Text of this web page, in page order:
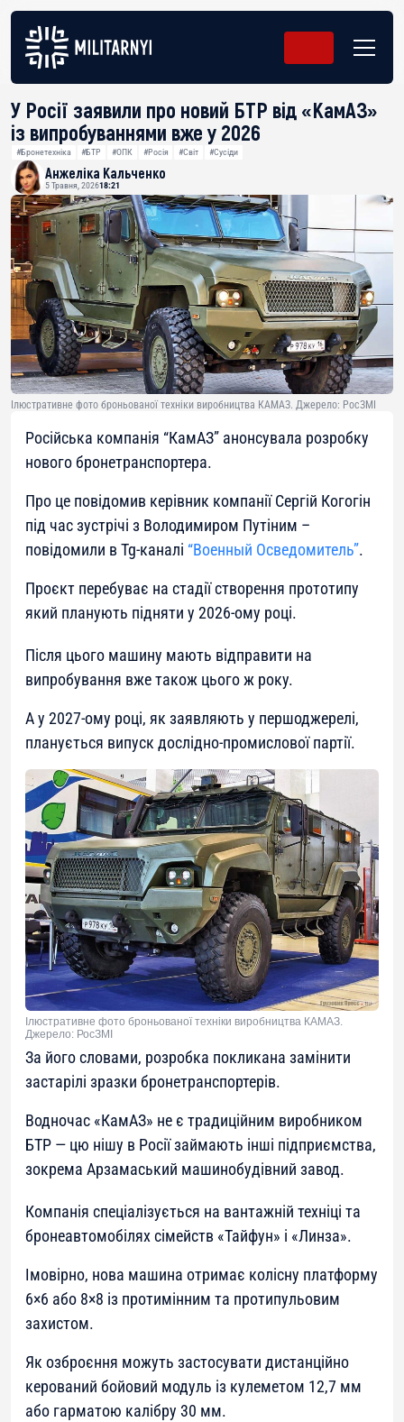
У Росії заявили про новий БТР від «КамАЗ»
із випробуваннями вже у 2026
#Бронетехніка #БТР #ОПК #Росія #Світ #Сусіди
Анжеліка Кальченко
5 Травня, 202618:21
Ілюстративне фото броньованої техніки виробництва КАМАЗ. Джерело: РосЗМІ
Російська компанія “КамАЗ” анонсувала розробку
нового бронетранспортера.
Про це повідомив керівник компанії Сергій Когогін
під час зустрічі з Володимиром Путіним –
повідомили в Tg-каналі “Военный Осведомитель”.
Проєкт перебуває на стадії створення прототипу
який планують підняти у 2026-ому році.
Після цього машину мають відправити на
випробування вже також цього ж року.
А у 2027-ому році, як заявляють у першоджерелі,
планується випуск дослідно-промислової партії.
Ілюстративне фото броньованої техніки виробництва КАМАЗ.
Джерело: РосЗМІ
За його словами, розробка покликана замінити
застарілі зразки бронетранспортерів.
Водночас «КамАЗ» не є традиційним виробником
БТР — цю нішу в Росії займають інші підприємства,
зокрема Арзамаський машинобудівний завод.
Компанія спеціалізується на вантажній техніці та
бронеавтомобілях сімейств «Тайфун» і «Линза».
Імовірно, нова машина отримає колісну платформу
6×6 або 8×8 із протимінним та протипульовим
захистом.
Як озброєння можуть застосувати дистанційно
керований бойовий модуль із кулеметом 12,7 мм
або гарматою калібру 30 мм.